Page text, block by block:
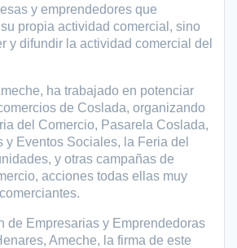
y emprendedores que
propia actividad comercial, sino
y difundir la actividad comercial del
ha trabajado en potenciar
de Coslada, organizando
del Comercio, Pasarela Coslada,
y Eventos Sociales, la Feria del
y otras campañas de
acciones todas ellas muy
de Empresarias y Emprendedoras
Ameche, la firma de este